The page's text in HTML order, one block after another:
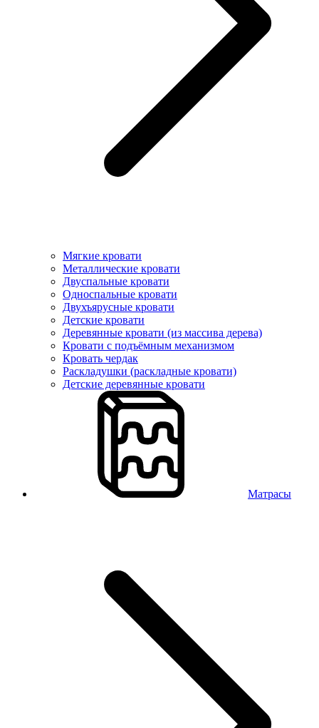
Мягкие кровати
Металлические кровати
Двуспальные кровати
Односпальные кровати
Двухъярусные кровати
Детские кровати
Деревянные кровати (из массива дерева)
Кровати с подъёмным механизмом
Кровать чердак
Раскладушки (раскладные кровати)
Детские деревянные кровати
Матрасы